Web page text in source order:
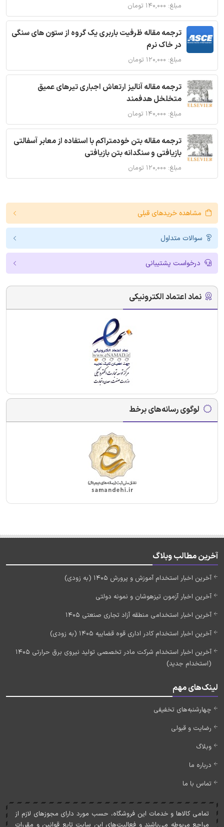
مبلغ: ۱۴۰,۰۰۰ تومان
ترجمه مقاله ظرفیت باربری یک گروه از ستون های سنگی
در خاک نرم
مبلغ: ۱۲۰,۰۰۰ تومان
ترجمه مقاله آنالیز ارتعاش اجباری تیرهای عمیق
متخلخل هدفمند
مبلغ: ۱۴۰,۰۰۰ تومان
ترجمه مقاله بتن خودمتراکم با استفاده از معابر آسفالتی
بازیافتی و سنگدانه بتن بازیافتی
مبلغ: ۱۲۰,۰۰۰ تومان
مشاهده خریدهای قبلی
سوالات متداول
درخواست پشتیبانی
نماد اعتماد الکترونیکی
لوگوی رسانه‌های برخط
آخرین مطالب وبلاگ
آخرین اخبار استخدام آموزش و پرورش 1405 (به زودی)
آخرین اخبار آزمون تیزهوشان و نمونه دولتی
آخرین اخبار استخدامی منطقه آزاد تجاری صنعتی 1405
آخرین اخبار استخدام کادر اداری قوه قضاییه 1405 (به زودی)
آخرین اخبار استخدام شرکت مادر تخصصی تولید نیروی برق حرارتی 1405
(استخدام جدید)
لینک‌های مهم
چهارشنبه‌های تخفیفی
رضایت و قبولی
وبلاگ
درباره ما
تماس با ما
تمامی کالاها و خدمات اين فروشگاه، حسب مورد دارای مجوزهای لازم از
مراجع مربوطه می‌باشند و فعاليت‌های اين سايت تابع قوانين و مقررات